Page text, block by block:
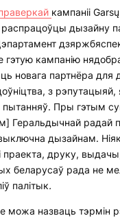
кампаніі
дызайну
кампанію
новага партнёра для
з рэпутацыяй,
пытанняў. Пры гэтым
Геральдычнай радай
дызайнам.
праекта, друку,
беларусаў рада не
палітык.
можа назваць тэрмін